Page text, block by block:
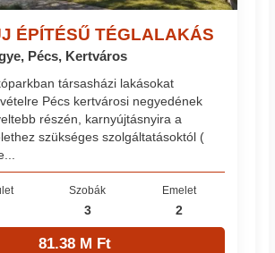
ÉPÍTÉSŰ TÉGLALAKÁS
Pécs, Kertváros
társasházi lakásokat
Pécs kertvárosi negyedének
részén, karnyújtásnyira a
szükséges szolgáltatásoktól (
Szobák
3
Emelet
2
81.38 M Ft